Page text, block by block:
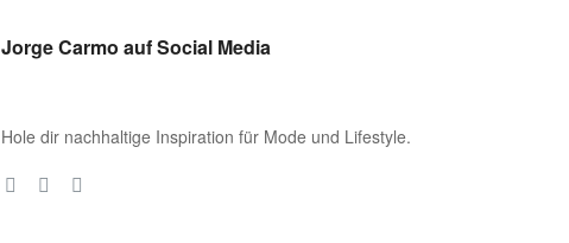
Jorge Carmo auf Social Media
Hole dir nachhaltige Inspiration für Mode und Lifestyle.